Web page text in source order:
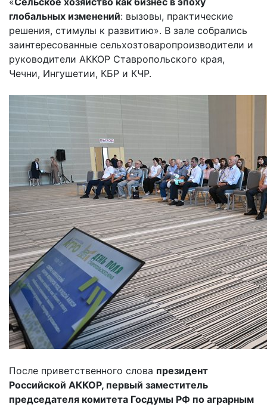
глобальных изменений: вызовы, практические
решения, стимулы к развитию». В зале собрались
заинтересованные сельхозтоваропроизводители и
руководители АККОР Ставропольского края,
Чечни, Ингушетии, КБР и КЧР.
После приветственного слова президент
Российской АККОР, первый заместитель
председателя комитета Госдумы РФ по аграрным